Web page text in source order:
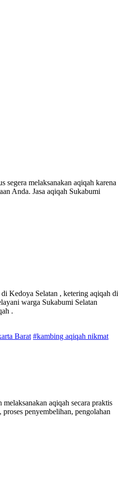
melaksanakan aqiqah karena
Anda. Jasa aqiqah Sukabumi
Kedoya Selatan , ketering aqiqah di
warga Sukabumi Selatan
.
Barat #kambing aqiqah nikmat
aqiqah secara praktis
penyembelihan, pengolahan